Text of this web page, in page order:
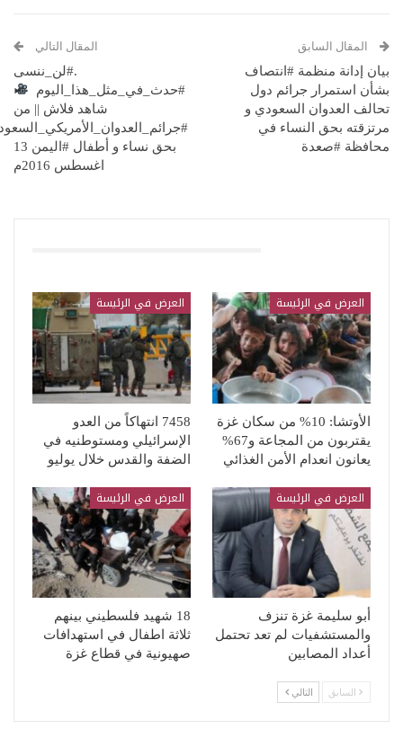
المقال السابق
بيان إدانة منظمة #انتصاف
بشأن استمرار جرائم دول
تحالف العدوان السعودي و
مرتزقته بحق النساء في
محافظة #صعدة
المقال التالي
.#لن_ننسى
#حدث_في_مثل_هذا_اليوم
شاهد فلاش || من
بحق نساء و أطفال #اليمن 13
اغسطس 2016م
العرض في الرئيسة
الأوتشا: 10% من سكان غزة
يقتربون من المجاعة و67%
يعانون انعدام الأمن الغذائي
العرض في الرئيسة
7458 انتهاكاً من العدو
الإسرائيلي ومستوطنيه في
الضفة والقدس خلال يوليو
العرض في الرئيسة
أبو سليمة غزة تنزف
والمستشفيات لم تعد تحتمل
أعداد المصابين
العرض في الرئيسة
18 شهيد فلسطيني بينهم
ثلاثة اطفال في استهدافات
صهيونية في قطاع غزة
السابق التالي